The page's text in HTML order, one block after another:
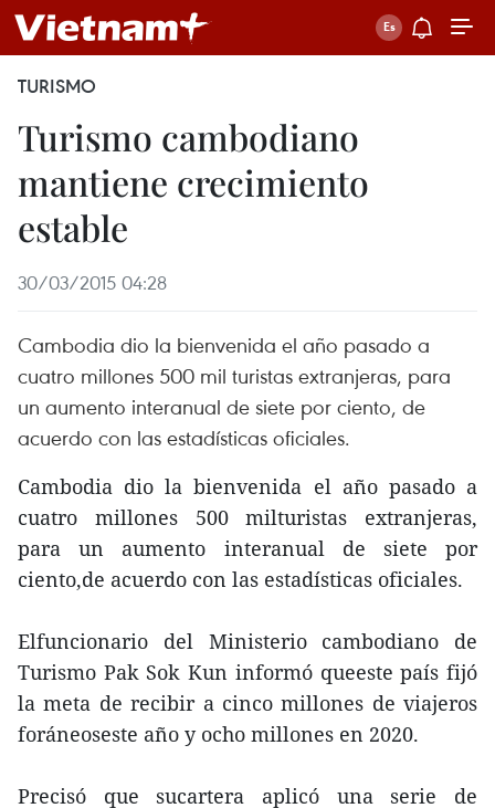
TURISMO
Turismo cambodiano
mantiene crecimiento
estable
30/03/2015 04:28
Cambodia dio la bienvenida el año pasado a
cuatro millones 500 mil turistas extranjeras, para
un aumento interanual de siete por ciento, de
acuerdo con las estadísticas oficiales.
Cambodia dio la bienvenida el año pasado a
cuatro millones 500 milturistas extranjeras,
para un aumento interanual de siete por
ciento,de acuerdo con las estadísticas oficiales.
Elfuncionario del Ministerio cambodiano de
Turismo Pak Sok Kun informó queeste país fijó
la meta de recibir a cinco millones de viajeros
foráneoseste año y ocho millones en 2020.
Precisó que sucartera aplicó una serie de